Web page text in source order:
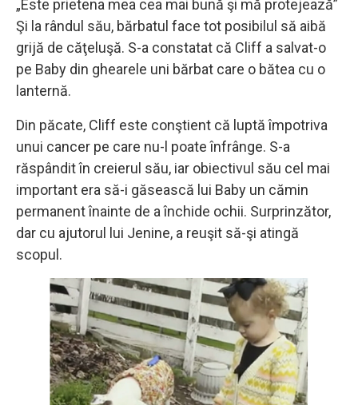
„Este prietena mea cea mai bună şi mă protejează”
Şi la rândul său, bărbatul face tot posibilul să aibă
grijă de căţeluşă. S-a constatat că Cliff a salvat-o
pe Baby din ghearele uni bărbat care o bătea cu o
lanternă.
Din păcate, Cliff este conştient că luptă împotriva
unui cancer pe care nu-l poate înfrânge. S-a
răspândit în creierul său, iar obiectivul său cel mai
important era să-i găsească lui Baby un cămin
permanent înainte de a închide ochii. Surprinzător,
dar cu ajutorul lui Jenine, a reuşit să-şi atingă
scopul.